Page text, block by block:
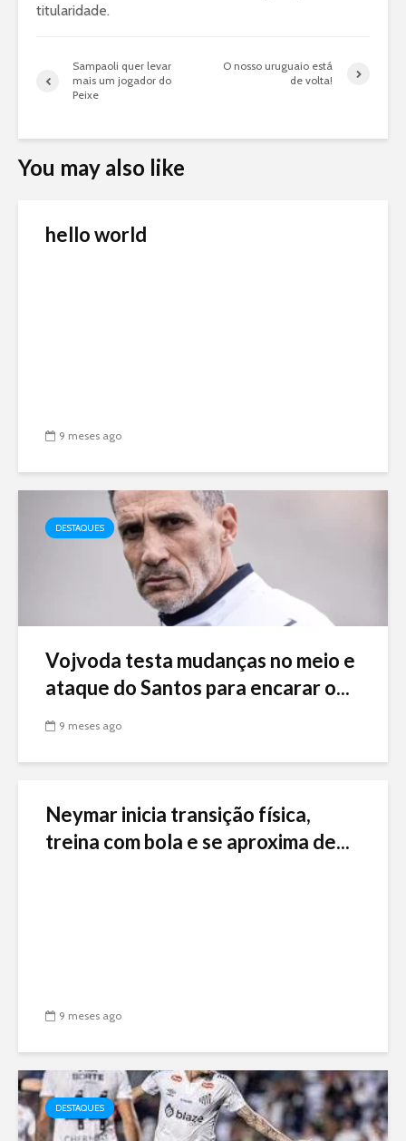
titularidade.
Sampaoli quer levar
mais um jogador do
Peixe
O nosso uruguaio está
de volta!
You may also like
hello world
9 meses ago
DESTAQUES
Vojvoda testa mudanças no meio e
ataque do Santos para encarar o...
9 meses ago
Neymar inicia transição física,
treina com bola e se aproxima de...
9 meses ago
DESTAQUES